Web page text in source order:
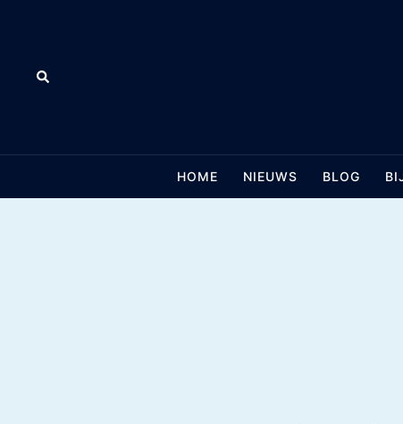
Search
HOME NIEUWS BLOG